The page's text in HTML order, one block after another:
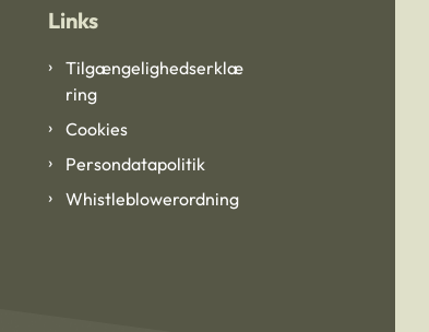
Links
Tilgængelighedserklæ
ring
Cookies
Persondatapolitik
Whistleblowerordning